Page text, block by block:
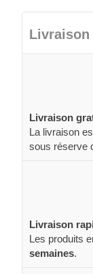
Livraison
Livraison
La livraison
sous réserve
Livraison
Les produits
semaines.